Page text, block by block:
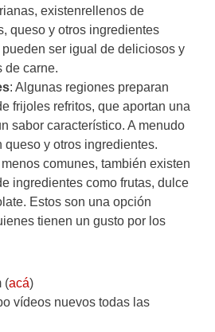
existenrellenos de
queso y otros ingredientes
ser igual de deliciosos y
de carne.
: Algunas regiones preparan
frijoles refritos, que aportan una
sabor característico. A menudo
queso y otros ingredientes.
comunes, también existen
ingredientes como frutas, dulce
Estos son una opción
tienen un gusto por los
(acá)
vídeos nuevos todas las